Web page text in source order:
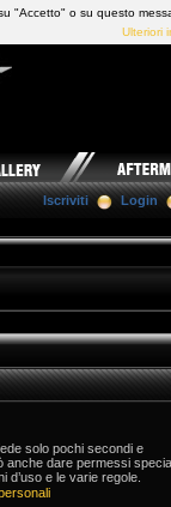
Iscriviti Login
solo pochi secondi e
anche dare permessi
d’uso e le varie regole.
"Accetto" o su questo
Ulteriori